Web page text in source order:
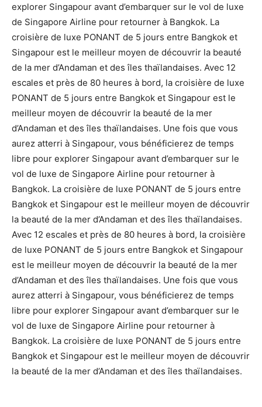
explorer Singapour avant d’embarquer sur le vol de luxe
de Singapore Airline pour retourner à Bangkok. La
croisière de luxe PONANT de 5 jours entre Bangkok et
Singapour est le meilleur moyen de découvrir la beauté
de la mer d’Andaman et des îles thaïlandaises. Avec 12
escales et près de 80 heures à bord, la croisière de luxe
PONANT de 5 jours entre Bangkok et Singapour est le
meilleur moyen de découvrir la beauté de la mer
d’Andaman et des îles thaïlandaises. Une fois que vous
aurez atterri à Singapour, vous bénéficierez de temps
libre pour explorer Singapour avant d’embarquer sur le
vol de luxe de Singapore Airline pour retourner à
Bangkok. La croisière de luxe PONANT de 5 jours entre
Bangkok et Singapour est le meilleur moyen de découvrir
la beauté de la mer d’Andaman et des îles thaïlandaises.
Avec 12 escales et près de 80 heures à bord, la croisière
de luxe PONANT de 5 jours entre Bangkok et Singapour
est le meilleur moyen de découvrir la beauté de la mer
d’Andaman et des îles thaïlandaises. Une fois que vous
aurez atterri à Singapour, vous bénéficierez de temps
libre pour explorer Singapour avant d’embarquer sur le
vol de luxe de Singapore Airline pour retourner à
Bangkok. La croisière de luxe PONANT de 5 jours entre
Bangkok et Singapour est le meilleur moyen de découvrir
la beauté de la mer d’Andaman et des îles thaïlandaises.